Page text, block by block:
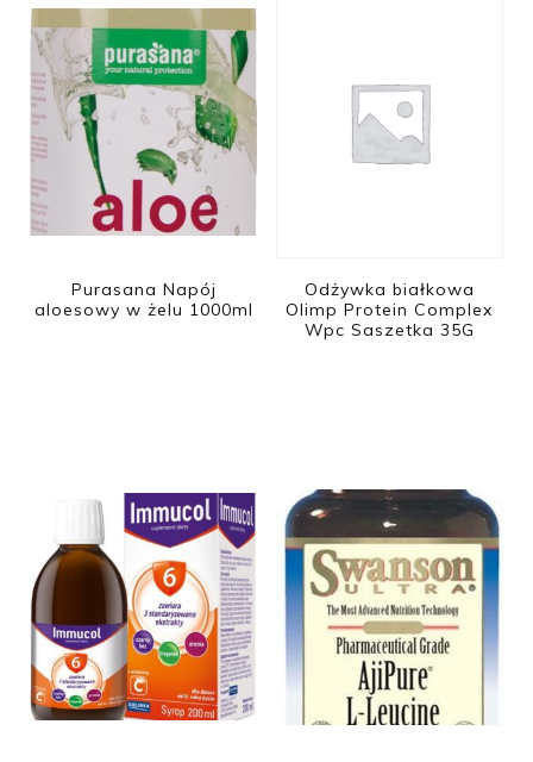
Purasana Napój
aloesowy w żelu 1000ml
Odżywka białkowa
Olimp Protein Complex
Wpc Saszetka 35G